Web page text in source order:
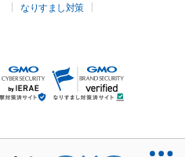
なりすまし対策